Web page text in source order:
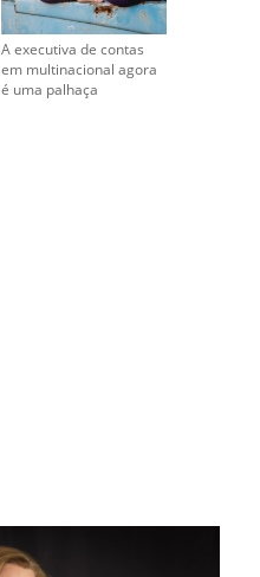
A executiva de contas
em multinacional agora
é uma palhaça